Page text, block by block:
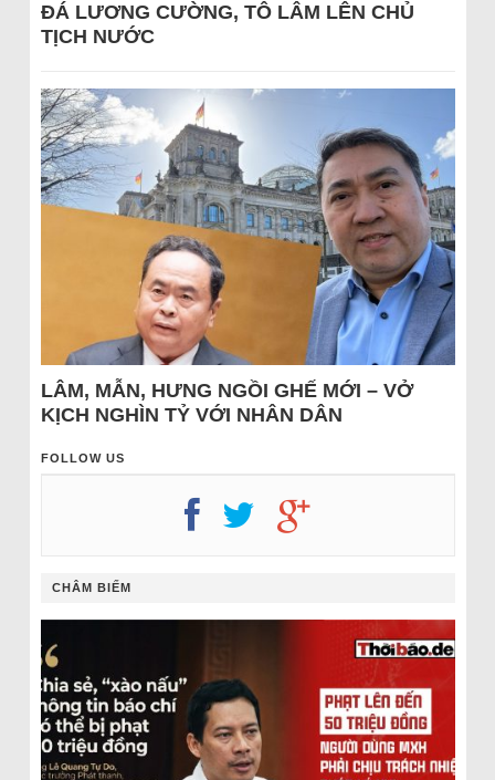
ĐÁ LƯƠNG CƯỜNG, TÔ LÂM LÊN CHỦ
TỊCH NƯỚC
LÂM, MẪN, HƯNG NGỒI GHẾ MỚI – VỞ
KỊCH NGHÌN TỶ VỚI NHÂN DÂN
FOLLOW US
CHÂM BIẾM